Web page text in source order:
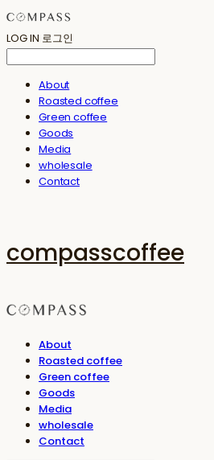
LOG IN 로그인
About
Roasted coffee
Green coffee
Goods
Media
wholesale
Contact
compasscoffee
About
Roasted coffee
Green coffee
Goods
Media
wholesale
Contact